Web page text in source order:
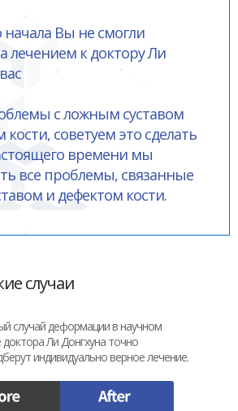
начала Вы не смогли
лечением к доктору Ли
с ложным суставом
кости, советуем это сделать
времени мы
все проблемы, связанные
и дефектом кости.
случаи
случай деформации в научном
Ли Донгхуна точно
индивидуально верное лечение.